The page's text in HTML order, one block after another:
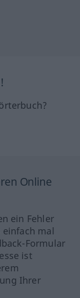
Online
ein Fehler
mal
Formular
ist
Ihrer